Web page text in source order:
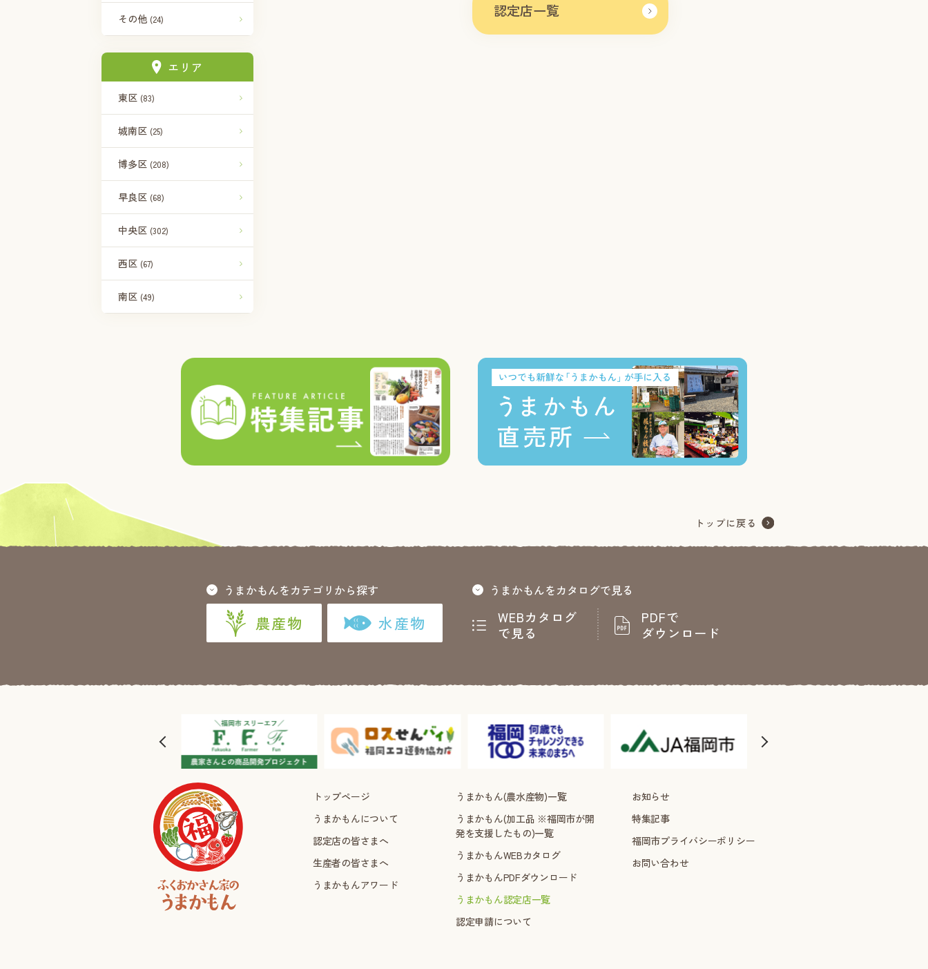
その他 (24)
エリア
東区 (83)
城南区 (25)
博多区 (208)
早良区 (68)
中央区 (302)
西区 (67)
南区 (49)
認定店一覧
うまかもんをカテゴリから探す
農産物 水産物
うまかもんをカタログで見る
WEBカタログ
で見る
PDFで
ダウンロード
トップページ
うまかもんについて
認定店の皆さまへ
生産者の皆さまへ
うまかもんアワード
うまかもん(農水産物)一覧
うまかもん(加工品 ※福岡市が開
発を支援したもの)一覧
うまかもんWEBカタログ
うまかもんPDFダウンロード
うまかもん認定店一覧
認定申請について
お知らせ
特集記事
福岡市プライバシーポリシー
お問い合わせ